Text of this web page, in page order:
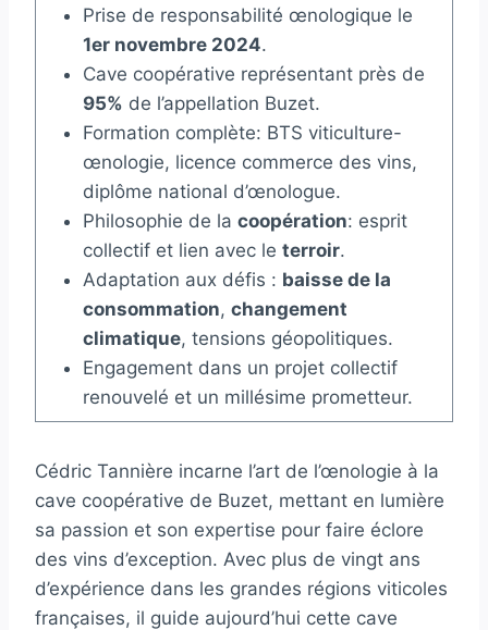
Prise de responsabilité œnologique le
1er novembre 2024.
Cave coopérative représentant près de
95% de l’appellation Buzet.
Formation complète: BTS viticulture-
œnologie, licence commerce des vins,
diplôme national d’œnologue.
Philosophie de la coopération: esprit
collectif et lien avec le terroir.
Adaptation aux défis : baisse de la
consommation, changement
climatique, tensions géopolitiques.
Engagement dans un projet collectif
renouvelé et un millésime prometteur.
Cédric Tannière incarne l’art de l’œnologie à la
cave coopérative de Buzet, mettant en lumière
sa passion et son expertise pour faire éclore
des vins d’exception. Avec plus de vingt ans
d’expérience dans les grandes régions viticoles
françaises, il guide aujourd’hui cette cave